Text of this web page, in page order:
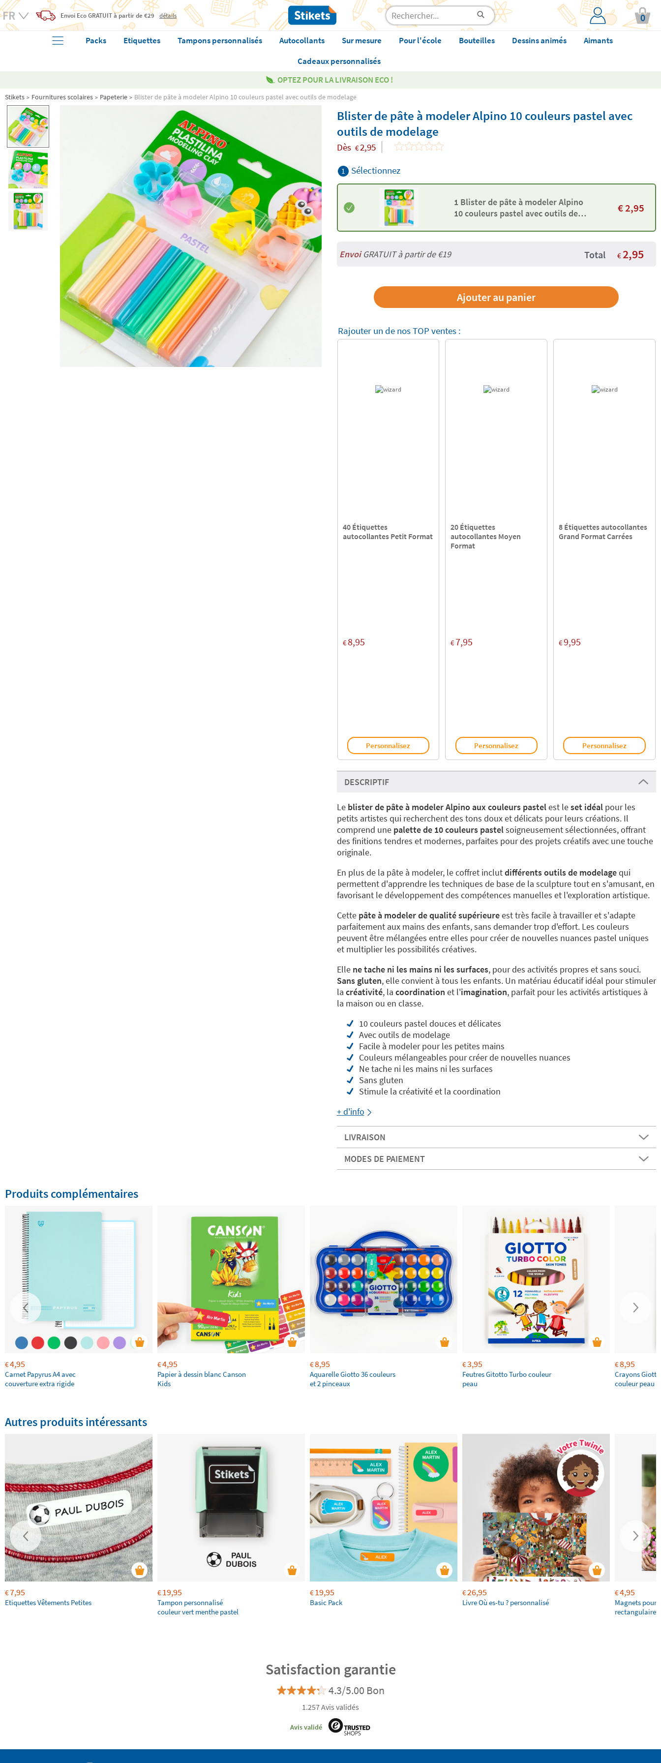
Envoi EcoGRATUITà partir de €29 détails 0
Packs Etiquettes Tampons personnalisés Autocollants Sur mesure Pour l'école Bouteilles Dessins animés
Aimants
Cadeaux personnalisés
OPTEZ POUR LA LIVRAISON ECO !
Stikets Fournitures scolaires Papeterie Blister de pâte à modeler Alpino 10 couleurs pastel avec outils de modelage
Blister de pâte à modeler Alpino 10 couleurs pastel avec
outils de modelage
Dès €2,95
1 Sélectionnez
1 Blister de pâte à modeler Alpino
10 couleurs pastel avec outils de
€2,95
EnvoiGRATUIT à partir de €19 Total € 2,95
Rajouter un de nos TOP ventes :
40 Étiquettes
autocollantes Petit Format
€8,95
Personnalisez
20 Étiquettes
autocollantes Moyen
Format
€7,95
Personnalisez
8 Étiquettes autocollantes
Grand Format Carrées
€9,95
Personnalisez
DESCRIPTIF
Le blister de pâte à modeler Alpino aux couleurs pastelest leset idéalpour les
petits artistes qui recherchent des tons doux et délicats pour leurs créations. Il
comprend une palette de 10 couleurs pastelsoigneusement sélectionnées, offrant
des finitions tendres et modernes, parfaites pour des projets créatifs avec une touche
originale.
En plus de la pâte à modeler, le coffret inclutdifférents outils de modelagequi
permettent d'apprendre les techniques de base de la sculpture tout en s'amusant, en
favorisant le développement des compétences manuelles et l'exploration artistique.
Cette pâte à modeler de qualité supérieureest très facile à travailler et s'adapte
parfaitement aux mains des enfants, sans demander trop d'effort. Les couleurs
peuvent être mélangées entre elles pour créer de nouvelles nuances pastel uniques
et multiplier les possibilités créatives.
Elle ne tache ni les mains ni les surfaces, pour des activités propres et sans souci.
Sans gluten, elle convient à tous les enfants. Un matériau éducatif idéal pour stimuler
la créativité, la coordination et l'imagination, parfait pour les activités artistiques à
la maison ou en classe.
10 couleurs pastel douces et délicates
Avec outils de modelage
Facile à modeler pour les petites mains
Couleurs mélangeables pour créer de nouvelles nuances
Ne tache ni les mains ni les surfaces
Sans gluten
Stimule la créativité et la coordination
+ d'info
LIVRAISON
MODES DE PAIEMENT
Produits complémentaires
€4,95
Carnet Papyrus A4 avec
couverture extra rigide
€4,95
Papier à dessin blanc Canson
Kids
€8,95
Aquarelle Giotto 36 couleurs
et 2 pinceaux
€3,95
Feutres Gitotto Turbo couleur
peau
€8,95
Crayons
couleur peau
Autres produits intéressants
€7,95
Etiquettes Vêtements Petites
€ 19,95
Tampon personnalisé
couleur vert menthe pastel
€ 19,95
Basic Pack
€26,95
Livre Où es-tu ? personnalisé
€4,95
Magnets pour
rectangulaires
Satisfaction garantie
4.3/5.00 Bon
1.257 Avis validés
Avis validé